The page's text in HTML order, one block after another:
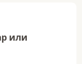
или